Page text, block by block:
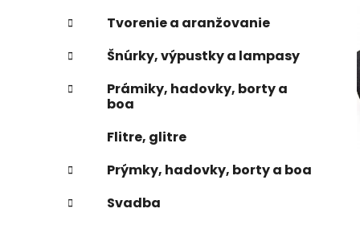
Tvorenie a aranžovanie
Šnúrky, výpustky a lampasy
Prámiky, hadovky, borty a
boa
Flitre, glitre
Prýmky, hadovky, borty a boa
Svadba
i